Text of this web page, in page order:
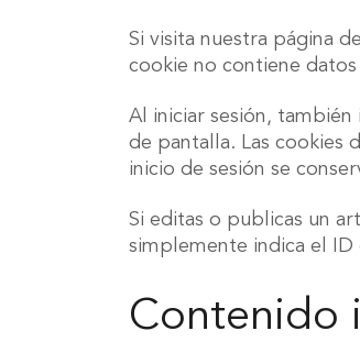
Si visita nuestra página
cookie no contiene
Al iniciar sesión,
de pantalla. Las cookies
inicio de sesión se
Si editas o publicas un
simplemente indica el ID
Contenido